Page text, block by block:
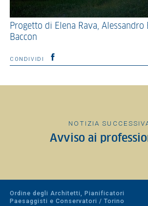
Progetto di Elena Rava, Alessandro
Baccon
CONDIVIDI
NOTIZIA
Avviso ai
Ordine degli Architetti, Pianificatori
Paesaggisti e Conservatori / Torino